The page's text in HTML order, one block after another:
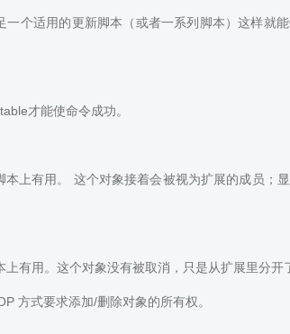
个适用的更新脚本（或者一系列脚本）这样就
才能使命令成功。
上有用。 这个对象接着会被视为扩展的成员；
有用。这个对象没有被取消，只是从扩展里分开
方式要求添加/删除对象的所有权。